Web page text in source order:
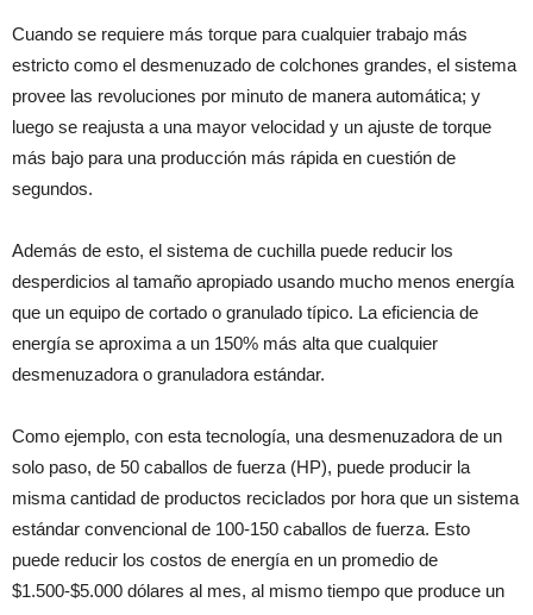
Cuando se requiere más torque para cualquier trabajo más
estricto como el desmenuzado de colchones grandes, el sistema
provee las revoluciones por minuto de manera automática; y
luego se reajusta a una mayor velocidad y un ajuste de torque
más bajo para una producción más rápida en cuestión de
segundos.
Además de esto, el sistema de cuchilla puede reducir los
desperdicios al tamaño apropiado usando mucho menos energía
que un equipo de cortado o granulado típico. La eficiencia de
energía se aproxima a un 150% más alta que cualquier
desmenuzadora o granuladora estándar.
Como ejemplo, con esta tecnología, una desmenuzadora de un
solo paso, de 50 caballos de fuerza (HP), puede producir la
misma cantidad de productos reciclados por hora que un sistema
estándar convencional de 100-150 caballos de fuerza. Esto
puede reducir los costos de energía en un promedio de
$1.500-$5.000 dólares al mes, al mismo tiempo que produce un